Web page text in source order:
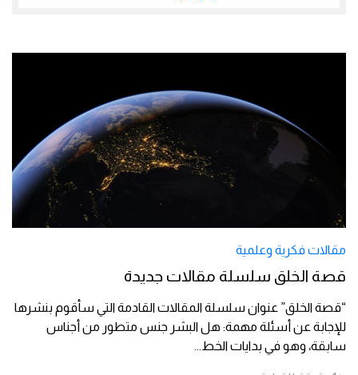
مقالات فكرية وعلمية
قصة الخلق سلسلة مقالات جديدة
“قصة الخلق” عنوان سلسلة المقالات القادمة التي سأقوم بنشرها
للإجابة عن أسئلة مهمة: هل البشر جنس متطور من أجناس
سابقة، وهو في بدايات الخط...